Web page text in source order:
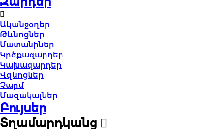
Ականջօղեր
Թևնոցներ
Մատանիներ
Կրծքազարդեր
Կախազարդեր
Վզնոցներ
Չարմ
Մազակալներ
Բույսեր
Տղամարդկանց